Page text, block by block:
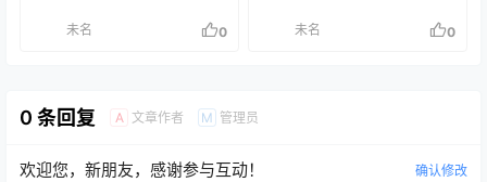
未名 0 未名 0
0 条回复 A 文章作者 M 管理员
欢迎您，新朋友，感谢参与互动！ 确认修改